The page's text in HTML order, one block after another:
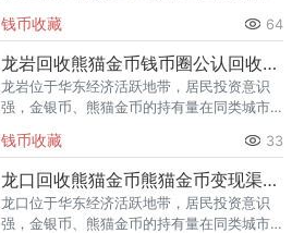
熊猫金币的需求就明显升温，但鱼龙混杂的
回收渠道里，能精准识别版别溢
钱币收藏 64
龙岩回收熊猫金币钱币圈公认回收渠道排行
龙岩位于华东经济活跃地带，居民投资意识
强，金银币、熊猫金币的持有量在同类城市
熊猫金币的需求就明显升温，但鱼龙混杂的
回收渠道里，能精准识别版别溢
钱币收藏 33
龙口回收熊猫金币熊猫金币变现渠道指南
龙口位于华东经济活跃地带，居民投资意识
强，金银币、熊猫金币的持有量在同类城市